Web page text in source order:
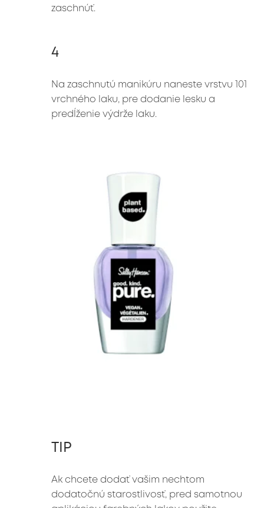
zaschnúť.
4
Na zaschnutú manikúru naneste vrstvu 101
vrchného laku, pre dodanie lesku a
predĺženie výdrže laku.
TIP
Ak chcete dodať vašim nechtom
dodatočnú starostlivosť, pred samotnou